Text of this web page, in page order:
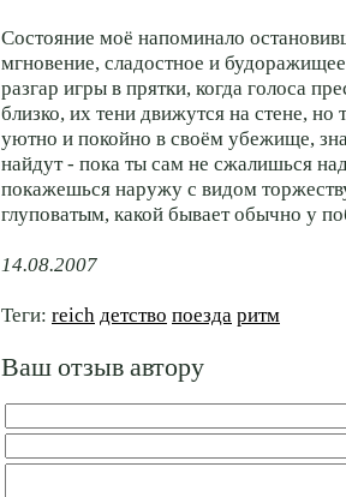
Состояние моё напоминало
мгновение, сладостное и
разгар игры в прятки, когда голоса
близко, их тени движутся на стене, но
уютно и покойно в своём убежище,
найдут - пока ты сам не сжалишься
покажешься наружу с видом
глуповатым, какой бывает обычно у
14.08.2007
Теги: reich детство поезда ритм
Ваш отзыв автору